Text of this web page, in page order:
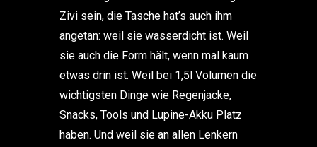
Zivi sein, die Tasche hat’s auch ihm
angetan: weil sie wasserdicht ist. Weil
sie auch die Form hält, wenn mal kaum
etwas drin ist. Weil bei 1,5l Volumen die
wichtigsten Dinge wie Regenjacke,
Snacks, Tools und Lupine-Akku Platz
haben. Und weil sie an allen Lenkern